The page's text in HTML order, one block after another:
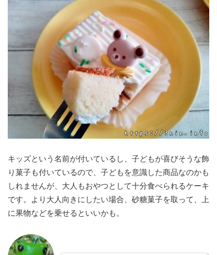
キッズという名前が付いているし、子どもが喜びそうな飾
り菓子も付いているので、子どもを意識した商品なのかも
しれませんが、大人もおやつとして十分食べられるケーキ
です。より大人向きにしたい場合、砂糖菓子を取って、上
に果物などを乗せるといいかも。